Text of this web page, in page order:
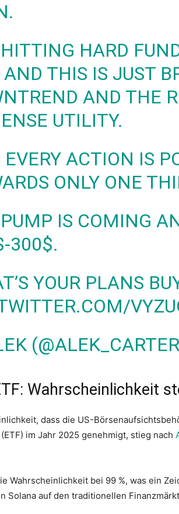
HARD
THIS IS JUST
AND THE
UTILITY.
ACTION IS
ONLY ONE
IS COMING
300$.
YOUR PLANS
Wahrscheinlichkeit
dass die US-
(ETF) im Jahr 2025 genehmigt, stieg nach
Wahrscheinlichkeit bei 99 %, was ein
Solana auf den traditionellen